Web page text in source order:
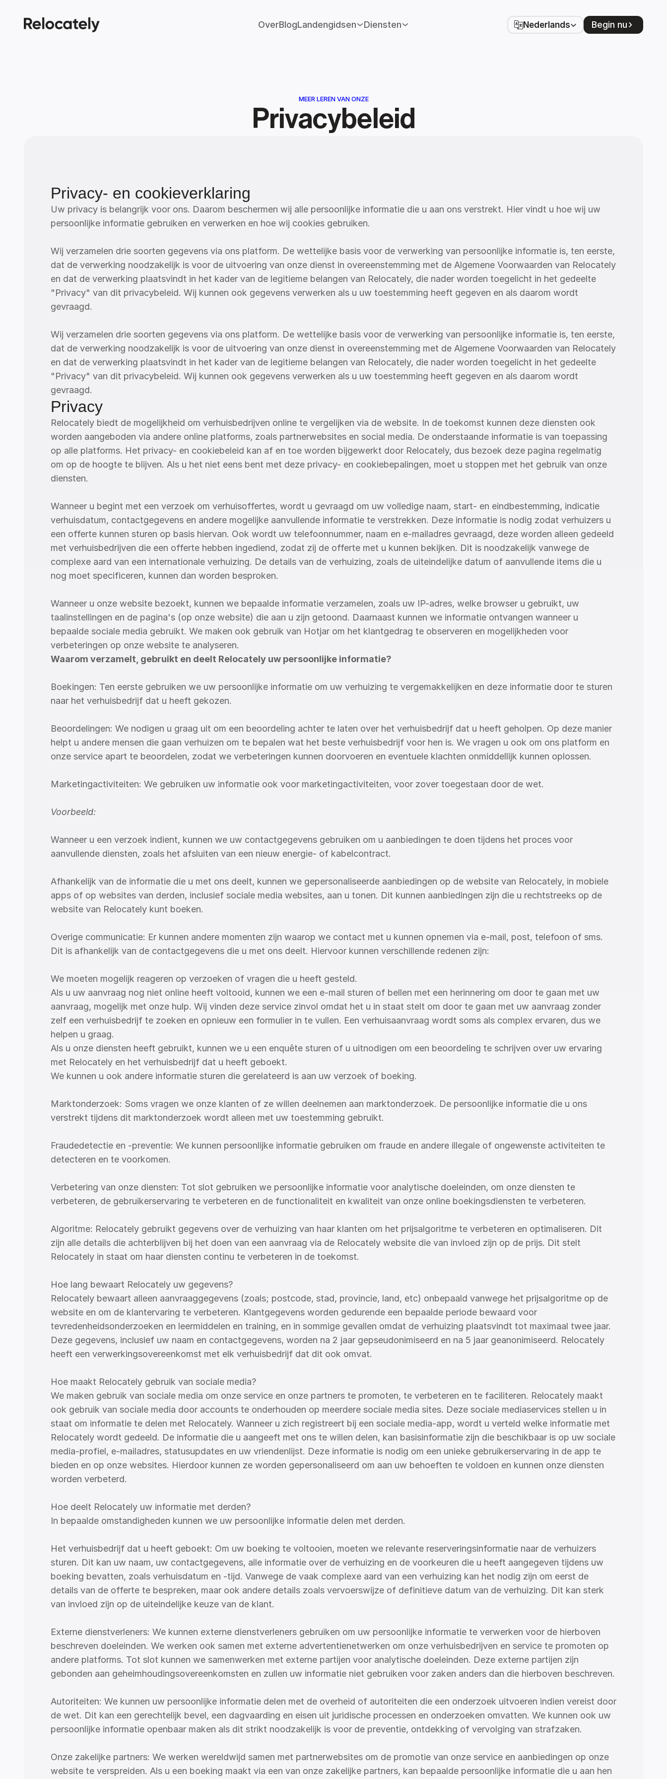
OverBlogLandengidsen Diensten
Select Language
Nederlands Begin nu
MEER LEREN VAN ONZE
Privacybeleid
Privacy- en cookieverklaring
Uw privacy is belangrijk voor ons. Daarom beschermen wij alle persoonlijke informatie die u aan ons verstrekt. Hier vindt u hoe wij uw
persoonlijke informatie gebruiken en verwerken en hoe wij cookies gebruiken.
Wij verzamelen drie soorten gegevens via ons platform. De wettelijke basis voor de verwerking van persoonlijke informatie is, ten eerste,
dat de verwerking noodzakelijk is voor de uitvoering van onze dienst in overeenstemming met de Algemene Voorwaarden van Relocately
en dat de verwerking plaatsvindt in het kader van de legitieme belangen van Relocately, die nader worden toegelicht in het gedeelte
"Privacy" van dit privacybeleid. Wij kunnen ook gegevens verwerken als u uw toestemming heeft gegeven en als daarom wordt
gevraagd.
Wij verzamelen drie soorten gegevens via ons platform. De wettelijke basis voor de verwerking van persoonlijke informatie is, ten eerste,
dat de verwerking noodzakelijk is voor de uitvoering van onze dienst in overeenstemming met de Algemene Voorwaarden van Relocately
en dat de verwerking plaatsvindt in het kader van de legitieme belangen van Relocately, die nader worden toegelicht in het gedeelte
"Privacy" van dit privacybeleid. Wij kunnen ook gegevens verwerken als u uw toestemming heeft gegeven en als daarom wordt
gevraagd.
Privacy
Relocately biedt de mogelijkheid om verhuisbedrijven online te vergelijken via de website. In de toekomst kunnen deze diensten ook
worden aangeboden via andere online platforms, zoals partnerwebsites en social media. De onderstaande informatie is van toepassing
op alle platforms. Het privacy- en cookiebeleid kan af en toe worden bijgewerkt door Relocately, dus bezoek deze pagina regelmatig
om op de hoogte te blijven. Als u het niet eens bent met deze privacy- en cookiebepalingen, moet u stoppen met het gebruik van onze
diensten.
Wanneer u begint met een verzoek om verhuisoffertes, wordt u gevraagd om uw volledige naam, start- en eindbestemming, indicatie
verhuisdatum, contactgegevens en andere mogelijke aanvullende informatie te verstrekken. Deze informatie is nodig zodat verhuizers u
een offerte kunnen sturen op basis hiervan. Ook wordt uw telefoonnummer, naam en e-mailadres gevraagd, deze worden alleen gedeeld
met verhuisbedrijven die een offerte hebben ingediend, zodat zij de offerte met u kunnen bekijken. Dit is noodzakelijk vanwege de
complexe aard van een internationale verhuizing. De details van de verhuizing, zoals de uiteindelijke datum of aanvullende items die u
nog moet specificeren, kunnen dan worden besproken.
Wanneer u onze website bezoekt, kunnen we bepaalde informatie verzamelen, zoals uw IP-adres, welke browser u gebruikt, uw
taalinstellingen en de pagina's (op onze website) die aan u zijn getoond. Daarnaast kunnen we informatie ontvangen wanneer u
bepaalde sociale media gebruikt. We maken ook gebruik van Hotjar om het klantgedrag te observeren en mogelijkheden voor
verbeteringen op onze website te analyseren.
Waarom verzamelt, gebruikt en deelt Relocately uw persoonlijke informatie?
Boekingen: Ten eerste gebruiken we uw persoonlijke informatie om uw verhuizing te vergemakkelijken en deze informatie door te sturen
naar het verhuisbedrijf dat u heeft gekozen.
Beoordelingen: We nodigen u graag uit om een beoordeling achter te laten over het verhuisbedrijf dat u heeft geholpen. Op deze manier
helpt u andere mensen die gaan verhuizen om te bepalen wat het beste verhuisbedrijf voor hen is. We vragen u ook om ons platform en
onze service apart te beoordelen, zodat we verbeteringen kunnen doorvoeren en eventuele klachten onmiddellijk kunnen oplossen.
Marketingactiviteiten: We gebruiken uw informatie ook voor marketingactiviteiten, voor zover toegestaan door de wet.
Voorbeeld:
Wanneer u een verzoek indient, kunnen we uw contactgegevens gebruiken om u aanbiedingen te doen tijdens het proces voor
aanvullende diensten, zoals het afsluiten van een nieuw energie- of kabelcontract.
Afhankelijk van de informatie die u met ons deelt, kunnen we gepersonaliseerde aanbiedingen op de website van Relocately, in mobiele
apps of op websites van derden, inclusief sociale media websites, aan u tonen. Dit kunnen aanbiedingen zijn die u rechtstreeks op de
website van Relocately kunt boeken.
Overige communicatie: Er kunnen andere momenten zijn waarop we contact met u kunnen opnemen via e-mail, post, telefoon of sms.
Dit is afhankelijk van de contactgegevens die u met ons deelt. Hiervoor kunnen verschillende redenen zijn:
We moeten mogelijk reageren op verzoeken of vragen die u heeft gesteld.
Als u uw aanvraag nog niet online heeft voltooid, kunnen we een e-mail sturen of bellen met een herinnering om door te gaan met uw
aanvraag, mogelijk met onze hulp. Wij vinden deze service zinvol omdat het u in staat stelt om door te gaan met uw aanvraag zonder
zelf een verhuisbedrijf te zoeken en opnieuw een formulier in te vullen. Een verhuisaanvraag wordt soms als complex ervaren, dus we
helpen u graag.
Als u onze diensten heeft gebruikt, kunnen we u een enquête sturen of u uitnodigen om een beoordeling te schrijven over uw ervaring
met Relocately en het verhuisbedrijf dat u heeft geboekt.
We kunnen u ook andere informatie sturen die gerelateerd is aan uw verzoek of boeking.
Marktonderzoek: Soms vragen we onze klanten of ze willen deelnemen aan marktonderzoek. De persoonlijke informatie die u ons
verstrekt tijdens dit marktonderzoek wordt alleen met uw toestemming gebruikt.
Fraudedetectie en -preventie: We kunnen persoonlijke informatie gebruiken om fraude en andere illegale of ongewenste activiteiten te
detecteren en te voorkomen.
Verbetering van onze diensten: Tot slot gebruiken we persoonlijke informatie voor analytische doeleinden, om onze diensten te
verbeteren, de gebruikerservaring te verbeteren en de functionaliteit en kwaliteit van onze online boekingsdiensten te verbeteren.
Algoritme: Relocately gebruikt gegevens over de verhuizing van haar klanten om het prijsalgoritme te verbeteren en optimaliseren. Dit
zijn alle details die achterblijven bij het doen van een aanvraag via de Relocately website die van invloed zijn op de prijs. Dit stelt
Relocately in staat om haar diensten continu te verbeteren in de toekomst.
Hoe lang bewaart Relocately uw gegevens?
Relocately bewaart alleen aanvraaggegevens (zoals; postcode, stad, provincie, land, etc) onbepaald vanwege het prijsalgoritme op de
website en om de klantervaring te verbeteren. Klantgegevens worden gedurende een bepaalde periode bewaard voor
tevredenheidsonderzoeken en leermiddelen en training, en in sommige gevallen omdat de verhuizing plaatsvindt tot maximaal twee jaar.
Deze gegevens, inclusief uw naam en contactgegevens, worden na 2 jaar gepseudonimiseerd en na 5 jaar geanonimiseerd. Relocately
heeft een verwerkingsovereenkomst met elk verhuisbedrijf dat dit ook omvat.
Hoe maakt Relocately gebruik van sociale media?
We maken gebruik van sociale media om onze service en onze partners te promoten, te verbeteren en te faciliteren. Relocately maakt
ook gebruik van sociale media door accounts te onderhouden op meerdere sociale media sites. Deze sociale mediaservices stellen u in
staat om informatie te delen met Relocately. Wanneer u zich registreert bij een sociale media-app, wordt u verteld welke informatie met
Relocately wordt gedeeld. De informatie die u aangeeft met ons te willen delen, kan basisinformatie zijn die beschikbaar is op uw sociale
media-profiel, e-mailadres, statusupdates en uw vriendenlijst. Deze informatie is nodig om een unieke gebruikerservaring in de app te
bieden en op onze websites. Hierdoor kunnen ze worden gepersonaliseerd om aan uw behoeften te voldoen en kunnen onze diensten
worden verbeterd.
Hoe deelt Relocately uw informatie met derden?
In bepaalde omstandigheden kunnen we uw persoonlijke informatie delen met derden.
Het verhuisbedrijf dat u heeft geboekt: Om uw boeking te voltooien, moeten we relevante reserveringsinformatie naar de verhuizers
sturen. Dit kan uw naam, uw contactgegevens, alle informatie over de verhuizing en de voorkeuren die u heeft aangegeven tijdens uw
boeking bevatten, zoals verhuisdatum en -tijd. Vanwege de vaak complexe aard van een verhuizing kan het nodig zijn om eerst de
details van de offerte te bespreken, maar ook andere details zoals vervoerswijze of definitieve datum van de verhuizing. Dit kan sterk
van invloed zijn op de uiteindelijke keuze van de klant.
Externe dienstverleners: We kunnen externe dienstverleners gebruiken om uw persoonlijke informatie te verwerken voor de hierboven
beschreven doeleinden. We werken ook samen met externe advertentienetwerken om onze verhuisbedrijven en service te promoten op
andere platforms. Tot slot kunnen we samenwerken met externe partijen voor analytische doeleinden. Deze externe partijen zijn
gebonden aan geheimhoudingsovereenkomsten en zullen uw informatie niet gebruiken voor zaken anders dan die hierboven beschreven.
Autoriteiten: We kunnen uw persoonlijke informatie delen met de overheid of autoriteiten die een onderzoek uitvoeren indien vereist door
de wet. Dit kan een gerechtelijk bevel, een dagvaarding en eisen uit juridische processen en onderzoeken omvatten. We kunnen ook uw
persoonlijke informatie openbaar maken als dit strikt noodzakelijk is voor de preventie, ontdekking of vervolging van strafzaken.
Onze zakelijke partners: We werken wereldwijd samen met partnerwebsites om de promotie van onze service en aanbiedingen op onze
website te verspreiden. Als u een boeking maakt via een van onze zakelijke partners, kan bepaalde persoonlijke informatie die u aan hen